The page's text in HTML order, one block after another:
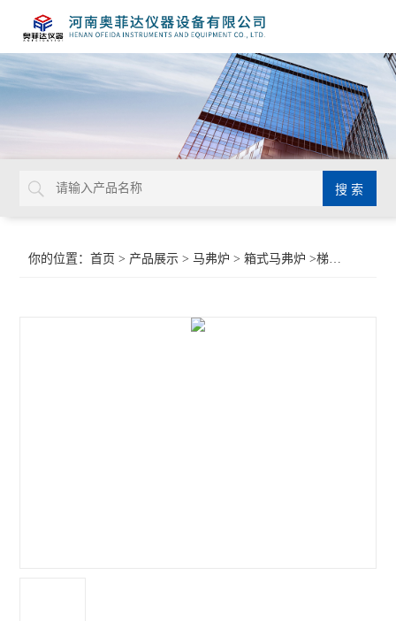
你的位置：首页 > 产品展示 >马弗炉 >箱式马弗炉 >梯度升温马弗炉